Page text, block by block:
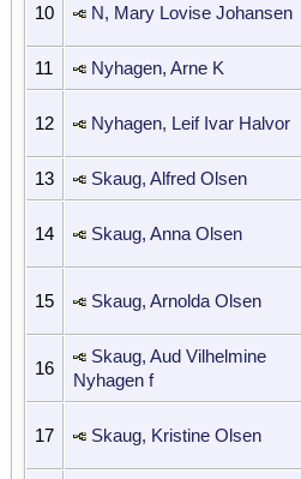
10 N, Mary Lovise Johansen
11 Nyhagen, Arne K
12 Nyhagen, Leif Ivar Halvor
13 Skaug, Alfred Olsen
14 Skaug, Anna Olsen
15 Skaug, Arnolda Olsen
16
Skaug, Aud Vilhelmine
Nyhagen f
17 Skaug, Kristine Olsen